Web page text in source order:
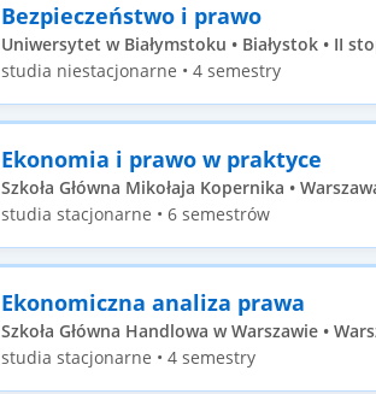
Bezpieczeństwo i prawo
Uniwersytet w Białymstoku • Białystok • II
studia niestacjonarne • 4 semestry
Ekonomia i prawo w praktyce
Szkoła Główna Mikołaja Kopernika •
studia stacjonarne • 6 semestrów
Ekonomiczna analiza prawa
Szkoła Główna Handlowa w Warszawie •
studia stacjonarne • 4 semestry